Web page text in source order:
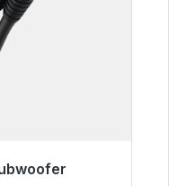
plazo de entrega